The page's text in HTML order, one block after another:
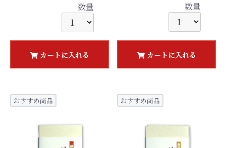
数量
カートに入れる
数量
カートに入れる
おすすめ商品 おすすめ商品